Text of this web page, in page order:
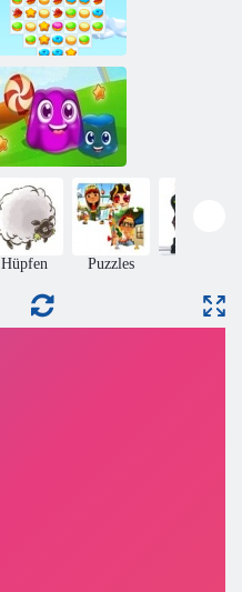
Cookie Crush 3
Puddingland
Hüpfen Puzzles